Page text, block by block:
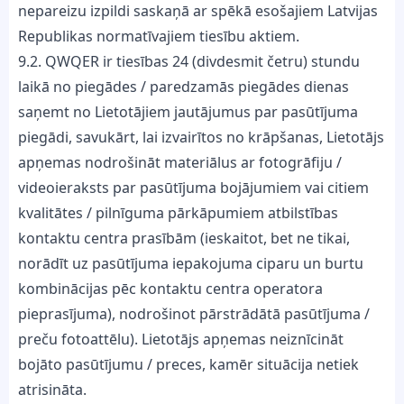
nepareizu izpildi saskaņā ar spēkā esošajiem Latvijas
Republikas normatīvajiem tiesību aktiem.
9.2. QWQER ir tiesības 24 (divdesmit četru) stundu
laikā no piegādes / paredzamās piegādes dienas
saņemt no Lietotājiem jautājumus par pasūtījuma
piegādi, savukārt, lai izvairītos no krāpšanas, Lietotājs
apņemas nodrošināt materiālus ar fotogrāfiju /
videoieraksts par pasūtījuma bojājumiem vai citiem
kvalitātes / pilnīguma pārkāpumiem atbilstības
kontaktu centra prasībām (ieskaitot, bet ne tikai,
norādīt uz pasūtījuma iepakojuma ciparu un burtu
kombinācijas pēc kontaktu centra operatora
pieprasījuma), nodrošinot pārstrādātā pasūtījuma /
preču fotoattēlu). Lietotājs apņemas neiznīcināt
bojāto pasūtījumu / preces, kamēr situācija netiek
atrisināta.